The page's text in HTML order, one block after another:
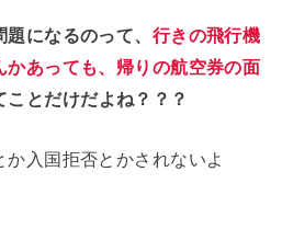
になるのって、 行きの飛行機
かあっても、帰りの航空券の面
ことだけだよね？？？
入国拒否とかされないよ